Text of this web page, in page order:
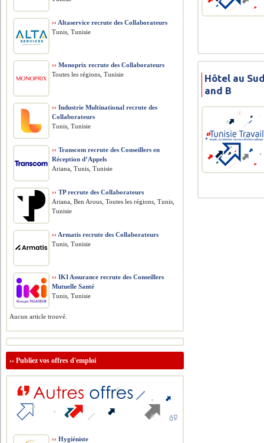
Hôtel au
and B
›› Altaservice recrute des Collaborateurs
Tunis, Tunisie
›› Monoprix recrute des Collaborateurs
Toutes les régions, Tunisie
›› Industrie Multinational recrute des
Collaborateurs
Tunis, Tunisie
›› Transcom recrute des Conseillers en
Réception d’Appels
Ariana, Tunis, Tunisie
›› TP recrute des Collaborateurs
Ariana, Ben Arous, Toutes les régions, Tunis,
Tunisie
›› Armatis recrute des Collaborateurs
Tunis, Tunisie
›› IKI Assurance recrute des Conseillers
Mutuelle Santé
Tunis, Tunisie
Aucun article trouvé.
››Publiez vos offres d'emploi
›› Hygiéniste